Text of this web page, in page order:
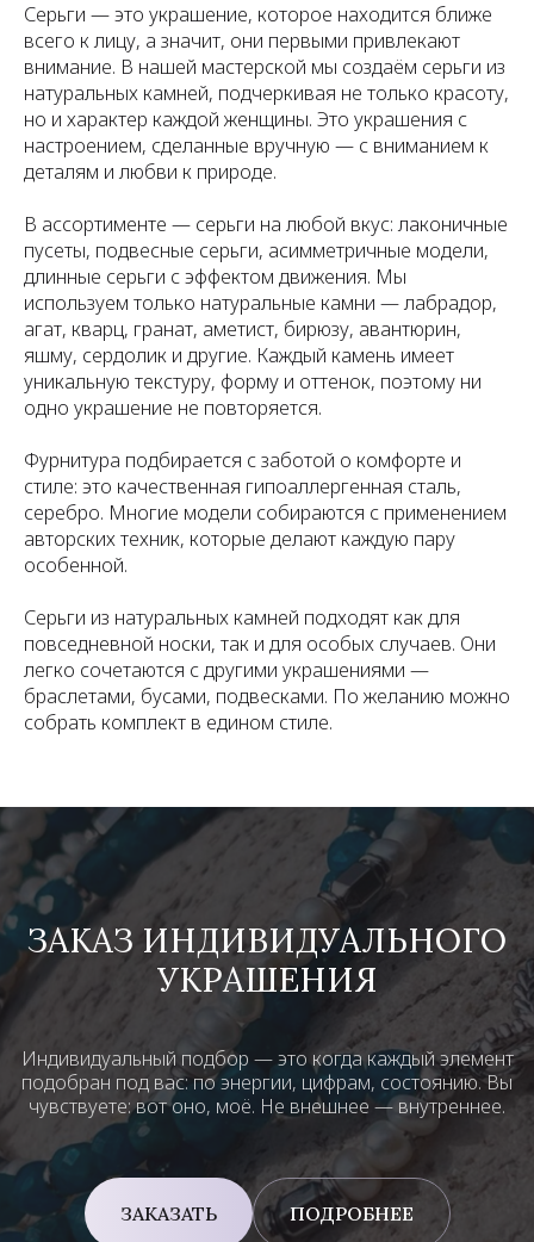
Серьги — это украшение, которое находится ближе
всего к лицу, а значит, они первыми привлекают
внимание. В нашей мастерской мы создаём серьги из
натуральных камней, подчеркивая не только красоту,
но и характер каждой женщины. Это украшения с
настроением, сделанные вручную — с вниманием к
деталям и любви к природе.
В ассортименте — серьги на любой вкус: лаконичные
пусеты, подвесные серьги, асимметричные модели,
длинные серьги с эффектом движения. Мы
используем только натуральные камни — лабрадор,
агат, кварц, гранат, аметист, бирюзу, авантюрин,
яшму, сердолик и другие. Каждый камень имеет
уникальную текстуру, форму и оттенок, поэтому ни
одно украшение не повторяется.
Фурнитура подбирается с заботой о комфорте и
стиле: это качественная гипоаллергенная сталь,
серебро. Многие модели собираются с применением
авторских техник, которые делают каждую пару
особенной.
Серьги из натуральных камней подходят как для
повседневной носки, так и для особых случаев. Они
легко сочетаются с другими украшениями —
браслетами, бусами, подвесками. По желанию можно
собрать комплект в едином стиле.
ЗАКАЗ ИНДИВИДУАЛЬНОГО
УКРАШЕНИЯ
Индивидуальный подбор — это когда каждый элемент
подобран под вас: по энергии, цифрам, состоянию. Вы
чувствуете: вот оно, моё. Не внешнее — внутреннее.
ЗАКАЗАТЬ ПОДРОБНЕЕ